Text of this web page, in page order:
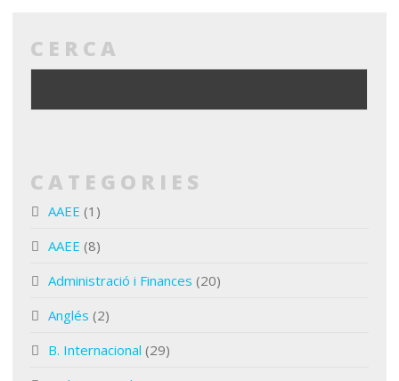
CERCA
CATEGORIES
AAEE (1)
AAEE (8)
Administració i Finances (20)
Anglés (2)
B. Internacional (29)